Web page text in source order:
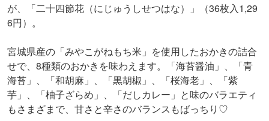
が、「二十四節花（にじゅうしせつはな）」（36枚入1,29
6円）。
宮城県産の「みやこがねもち米」を使用したおかきの詰合
せで、8種類のおかきを味わえます。「海苔醤油」、「青
海苔」、「和胡麻」、「黒胡椒」、「桜海老」、「紫
芋」、「柚子ざらめ」、「だしカレー」と味のバラエティ
もさまざまで、甘さと辛さのバランスもばっちり♡